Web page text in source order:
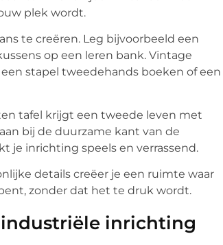
plek wordt.
te creëren. Leg bijvoorbeeld een
op een leren bank. Vintage
stapel tweedehands boeken of een
tafel krijgt een tweede leven met
bij de duurzame kant van de
je inrichting speels en verrassend.
details creëer je een ruimte waar
zonder dat het te druk wordt.
inrichting